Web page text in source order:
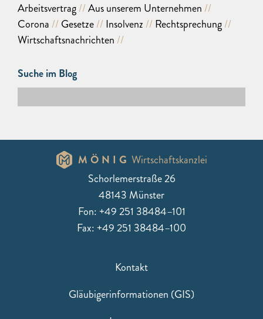
Arbeitsvertrag
Aus unserem Unternehmen
Corona
Gesetze Insolvenz
Rechtsprechung
Wirtschaftsnachrichten
Suche im Blog
MÖNIG Wirtschaftskanzlei
Schorlemerstraße 26
48143 Münster
Fon: +49 251 38484–101
Fax: +49 251 38484–100
Kontakt
Gläubigerinformationen (GIS)